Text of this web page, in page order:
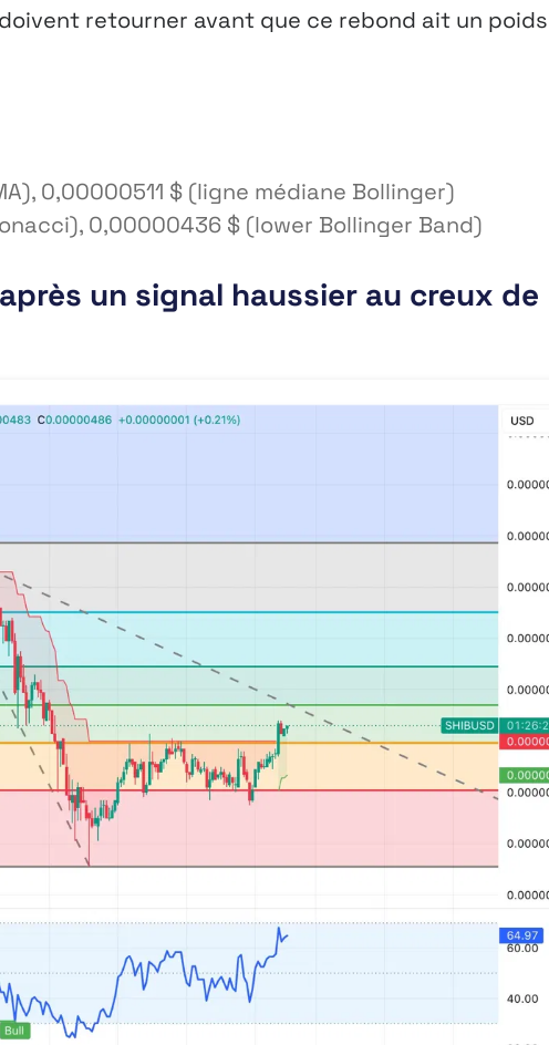
retourner avant que ce rebond ait un poids
0,00000511 $ (ligne médiane Bollinger)
0,00000436 $ (lower Bollinger Band)
un signal haussier au creux de